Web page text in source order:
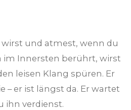
und atmest, wenn du
im Innersten berührt, wirst
leisen Klang spüren. Er
– er ist längst da. Er wartet
ihn verdienst.